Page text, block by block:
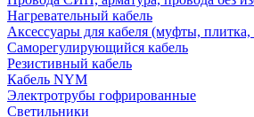
Нагревательный кабель
Аксессуары для кабеля (муфты, плитка,
Саморегулирующийся кабель
Резистивный кабель
Кабель NYM
Электротрубы гофрированные
Светильники